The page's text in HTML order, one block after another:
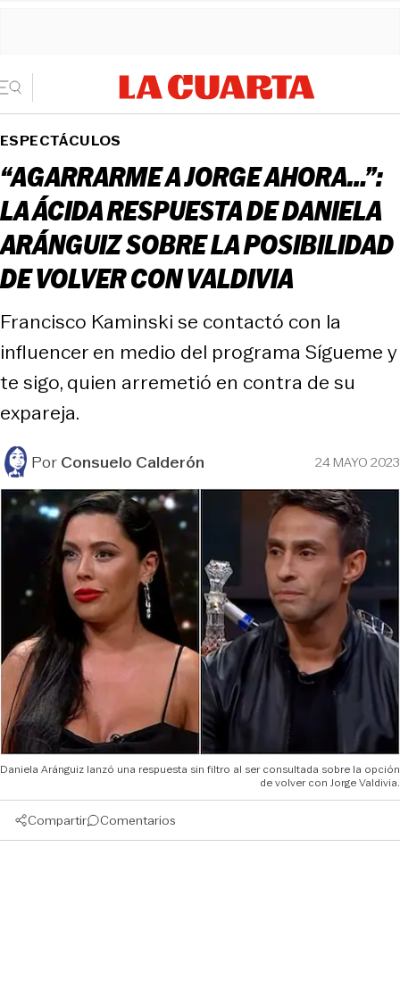
ESPECTÁCULOS
“AGARRARME A JORGE AHORA…”:
LA ÁCIDA RESPUESTA DE DANIELA
ARÁNGUIZ SOBRE LA POSIBILIDAD
DE VOLVER CON VALDIVIA
Francisco Kaminski se contactó con la
influencer en medio del programa Sígueme y
te sigo, quien arremetió en contra de su
expareja.
PorConsuelo Calderón 24 MAYO 2023
Daniela Aránguiz lanzó una respuesta sin filtro al ser consultada sobre la opción
de volver con Jorge Valdivia.
Compartir Comentarios